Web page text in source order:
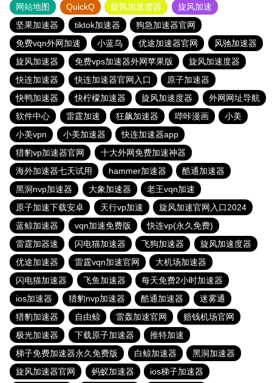
网站地图 QuickQ 旋风加速度器
旋风加速
坚果加速器
tiktok加速器
狗急加速器官网
免费vqn外网加速
小蓝鸟 优途加速器官网
风驰加速器
旋风加速器
免费vps加速器外网苹果版
旋风加速度器
快连加速器
快连加速器官网入口
原子加速器
快鸭加速器
快柠檬加速器 旋风加速度器
外网网址导航
软件中心
雷霆加速 狂飙加速器 哔咔漫画
小美
小美vpn
小美加速器
快连加速器app
猎豹vp加速器官网
十大外网免费加速神器
海外加速器七天试用
hammer加速器
酷通加速器
黑洞nvp加速器
大象加速器
老王vqn加速
原子加速下载安卓
天行vp加速
旋风加速官网入口2024
蓝鲸加速器
vqn加速免费版
快连vp(永久免费)
雷霆加器速
闪电猫加速器 飞狗加速器
旋风加速度器
优途加速器
雷霆vqn加速官网
大机场加速器
闪电猫加速器
飞鱼加速器
每天免费2小时加速器
ios加速器
猎豹nvp加速器 酷通加速器
迷雾通
猎豹加速器
自由鲸 雷轰加速官网
赔钱机场官网
极光加速器
下载原子加速器
推特加速
梯子免费加速器永久免费版
白鲸加速器
黑洞加速器
旋风加速器官网
蚂蚁加速器 ios梯子加速器